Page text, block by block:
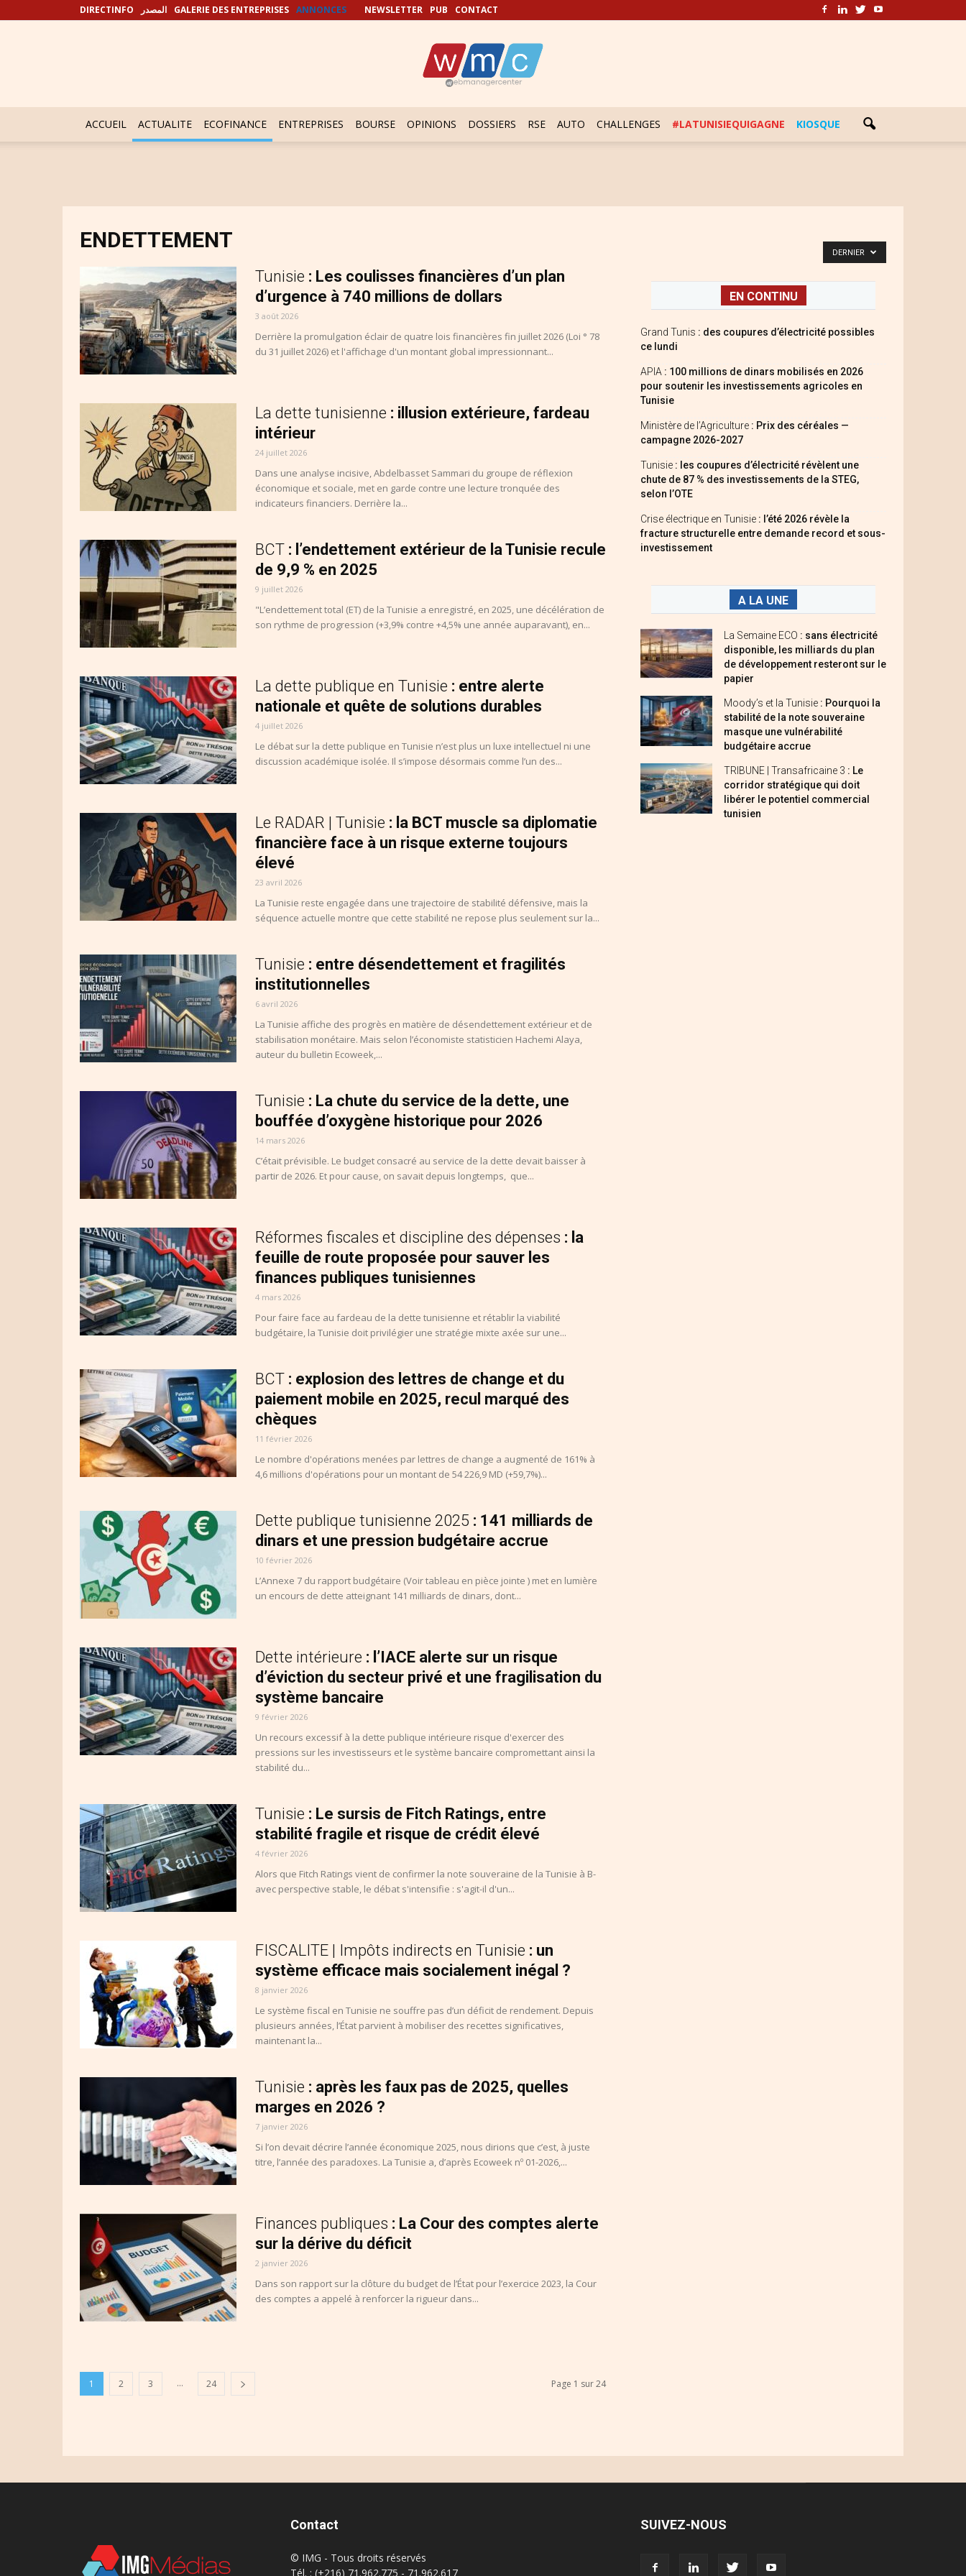
DIRECTINFO المصدر GALERIE DES ENTREPRISES ANNONCES NEWSLETTER PUB CONTACT
ACCUEIL ACTUALITE ECOFINANCE ENTREPRISES BOURSE OPINIONS DOSSIERS RSE AUTO CHALLENGES #LATUNISIEQUIGAGNE KIOSQUE
ENDETTEMENT
DERNIER
Tunisie : Les coulisses financières d’un plan
d’urgence à 740 millions de dollars
3 août 2026
Derrière la promulgation éclair de quatre lois financières fin juillet 2026 (Loi ° 78
du 31 juillet 2026) et l'affichage d'un montant global impressionnant...
La dette tunisienne : illusion extérieure, fardeau
intérieur
24 juillet 2026
Dans une analyse incisive, Abdelbasset Sammari du groupe de réflexion
économique et sociale, met en garde contre une lecture tronquée des
indicateurs financiers. Derrière la...
BCT : l’endettement extérieur de la Tunisie recule
de 9,9 % en 2025
9 juillet 2026
"L’endettement total (ET) de la Tunisie a enregistré, en 2025, une décélération de
son rythme de progression (+3,9% contre +4,5% une année auparavant), en...
La dette publique en Tunisie : entre alerte
nationale et quête de solutions durables
4 juillet 2026
Le débat sur la dette publique en Tunisie n’est plus un luxe intellectuel ni une
discussion académique isolée. Il s’impose désormais comme l’un des...
Le RADAR | Tunisie : la BCT muscle sa diplomatie
financière face à un risque externe toujours
élevé
23 avril 2026
La Tunisie reste engagée dans une trajectoire de stabilité défensive, mais la
séquence actuelle montre que cette stabilité ne repose plus seulement sur la...
Tunisie : entre désendettement et fragilités
institutionnelles
6 avril 2026
La Tunisie affiche des progrès en matière de désendettement extérieur et de
stabilisation monétaire. Mais selon l’économiste statisticien Hachemi Alaya,
auteur du bulletin Ecoweek,...
Tunisie : La chute du service de la dette, une
bouffée d’oxygène historique pour 2026
14 mars 2026
C’était prévisible. Le budget consacré au service de la dette devait baisser à
partir de 2026. Et pour cause, on savait depuis longtemps, que...
Réformes fiscales et discipline des dépenses : la
feuille de route proposée pour sauver les
finances publiques tunisiennes
4 mars 2026
Pour faire face au fardeau de la dette tunisienne et rétablir la viabilité
budgétaire, la Tunisie doit privilégier une stratégie mixte axée sur une...
BCT : explosion des lettres de change et du
paiement mobile en 2025, recul marqué des
chèques
11 février 2026
Le nombre d'opérations menées par lettres de change a augmenté de 161% à
4,6 millions d'opérations pour un montant de 54 226,9 MD (+59,7%)...
Dette publique tunisienne 2025 : 141 milliards de
dinars et une pression budgétaire accrue
10 février 2026
L’Annexe 7 du rapport budgétaire (Voir tableau en pièce jointe ) met en lumière
un encours de dette atteignant 141 milliards de dinars, dont...
Dette intérieure : l’IACE alerte sur un risque
d’éviction du secteur privé et une fragilisation du
système bancaire
9 février 2026
Un recours excessif à la dette publique intérieure risque d'exercer des
pressions sur les investisseurs et le système bancaire compromettant ainsi la
stabilité du...
Tunisie : Le sursis de Fitch Ratings, entre
stabilité fragile et risque de crédit élevé
4 février 2026
Alors que Fitch Ratings vient de confirmer la note souveraine de la Tunisie à B-
avec perspective stable, le débat s'intensifie : s'agit-il d'un...
FISCALITE | Impôts indirects en Tunisie : un
système efficace mais socialement inégal ?
8 janvier 2026
Le système fiscal en Tunisie ne souffre pas d’un déficit de rendement. Depuis
plusieurs années, l’État parvient à mobiliser des recettes significatives,
maintenant la...
Tunisie : après les faux pas de 2025, quelles
marges en 2026 ?
7 janvier 2026
Si l’on devait décrire l’année économique 2025, nous dirions que c’est, à juste
titre, l’année des paradoxes. La Tunisie a, d’après Ecoweek nº 01-2026,...
Finances publiques : La Cour des comptes alerte
sur la dérive du déficit
2 janvier 2026
Dans son rapport sur la clôture du budget de l’État pour l’exercice 2023, la Cour
des comptes a appelé à renforcer la rigueur dans...
1 2 3 ... 24 Page 1 sur 24
EN CONTINU
Grand Tunis : des coupures d’électricité possibles
ce lundi
APIA : 100 millions de dinars mobilisés en 2026
pour soutenir les investissements agricoles en
Tunisie
Ministère de l’Agriculture : Prix des céréales —
campagne 2026-2027
Tunisie : les coupures d’électricité révèlent une
chute de 87 % des investissements de la STEG,
selon l’OTE
Crise électrique en Tunisie : l’été 2026 révèle la
fracture structurelle entre demande record et sous-
investissement
A LA UNE
La Semaine ECO : sans électricité
disponible, les milliards du plan
de développement resteront sur le
papier
Moody’s et la Tunisie : Pourquoi la
stabilité de la note souveraine
masque une vulnérabilité
budgétaire accrue
TRIBUNE | Transafricaine 3 : Le
corridor stratégique qui doit
libérer le potentiel commercial
tunisien
Contact
© IMG - Tous droits réservés
Tél. : (+216) 71.962.775 - 71.962.617
SUIVEZ-NOUS